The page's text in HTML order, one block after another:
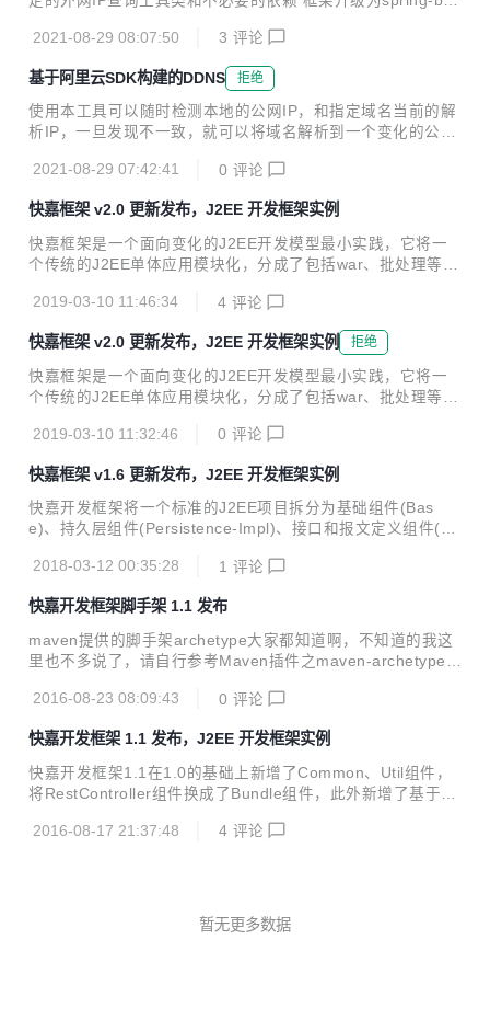
高研发效率。 技术栈 vue element-ui(Vue Admin Template)
jdk1.8+ spring boot 2.2.4 sp...
持新域名RR，如果当前RR不存在，则会新增一条域名解析记
录 封装Docker，同时支持arm和x86架构
2021-08-29 08:07:50 3 评论
基于阿里云SDK构建的DDNS 拒绝
使用本工具可以随时检测本地的公网IP，和指定域名当前的解
析IP，一旦发现不一致，就可以将域名解析到一个变化的公网I
要架设互联网服务但又苦于没有固定公网IP的童鞋使用，理论
阿里云，阿里云开通access Key服务，相关服务器装jdk1.8及
以上运行环境。 使用方法 阿里云购买域名，并开通access K
ey服务 下载源码并编译 git clone https://gitee.com/fastjrun/
2021-08-29 07:42:41 0 评论
快嘉框架 v2.0 更新发布，J2EE 开发框架实例
快嘉框架是一个面向变化的J2EE开发模型最小实践，它将一
个传统的J2EE单体应用模块化，分成了包括war、批处理等在
en构建，主应用通过spring集成它所依赖的所有jar后可以独立
部署、启动，对外提供服务。 快嘉框架将需求迭代过程中最容
易变化的数据库持久层面和控制器层面的代码作为模块独立出
来，并通过集成快嘉代码生成插件生产代码；一般开发人员只
需要维护针对数据库定义和接口分别维护sql文件和xml文件，
在一定程度上减轻工作量。 快嘉框架将一个标准的J2EE项目
2019-03-10 11:46:34 4 评论
快嘉框架 v2.0 更新发布，J2EE 开发框架实例 拒绝
快嘉框架是一个面向变化的J2EE开发模型最小实践，它将一
个传统的J2EE单体应用模块化，分成了包括war、批处理等在
en构建，主应用通过spring集成它所依赖的所有jar后可以独立
易变化的数据库持久层面和控制器层面的代码作为模块独立出
来，并通过集成快嘉代码生成插件生产代码；一般开发人员只
需要维护针对数据库定义和接口分别维护sql文件和xml文件，
就可以通过快嘉代码生成插件迅速获得这部分模块代码，可以
在一定程度上减轻工作量。 快嘉框架将一个标准的J2EE项目
2019-03-10 11:32:46 0 评论
快嘉框架 v1.6 更新发布，J2EE 开发框架实例
快嘉开发框架将一个标准的J2EE项目拆分为基础组件(Bas
e)、持久层组件(Persistence-Impl)、接口和报文定义组件(Bu
vice-Impl)、批处理系统（Batch）、接口系统(Api)和接口测
接口和报文定义组件(Bundle)、接口模拟实现组件(BundleMo
ck)和接口测试组件(SDK)都可以由快嘉网平台提供的代码生成
服务生成。该框架基于spring4+mybatis3.3.0搭建，持久层为
2018-03-12 00:35:28 1 评论
快嘉开发框架脚手架 1.1 发布
maven提供的脚手架archetype大家都知道啊，不知道的我这
里也不多说了，请自行参考Maven插件之maven-archetype-p
速搭建快嘉开发框架1.1，参见快嘉开发框架1.1和示例介绍及
1，并install到本地仓库； 2、新建本地目录E:\tmp,cmd到该
目录下，
2016-08-23 08:09:43 0 评论
快嘉开发框架 1.1 发布，J2EE 开发框架实例
快嘉开发框架1.1在1.0的基础上新增了Common、Util组件，
将RestController组件换成了Bundle组件，此外新增了基于sp
象的简单操作集合，包括分页查询、增、删、改，具体业务逻
pl)、批处理系统（Batch）、接口系统(Rest/Main)和自动化
2016-08-17 21:37:48 4 评论
暂无更多数据